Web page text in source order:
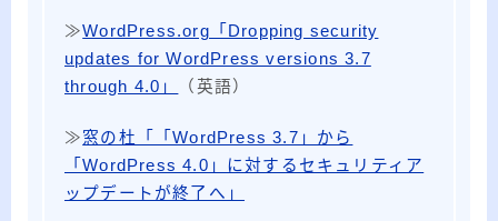
≫WordPress.org「Dropping security
updates for WordPress versions 3.7
through 4.0」
（英語）
≫窓の杜「「WordPress 3.7」から
「WordPress 4.0」に対するセキュリティア
ップデートが終了へ」